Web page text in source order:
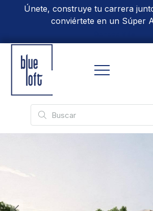
Únete, construye tu carrera
conviértete en un Súper